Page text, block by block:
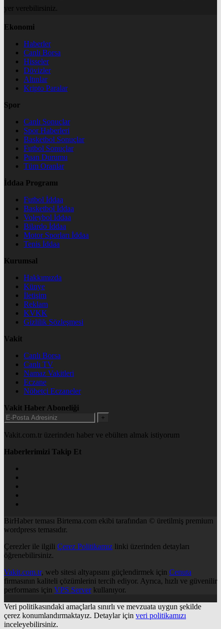
yer verebilirsiniz.
Ekonomi
Haberler
Canlı Borsa
Hisseler
Dövizler
Altınlar
Kripto Paralar
Spor
Canlı Sonuçlar
Spor Haberleri
Basketbol Sonuçlar
Futbol Sonuçlar
Puan Durumu
Tüm Oranlar
İddaa Programı
Futbol İddaa
Basketbol İddaa
Voleybol İddaa
Bilardo İddaa
Motor Sporları İddaa
Tenis İddaa
Kurumsal
Hakkımızda
Künye
İletişim
Reklam
KVKK
Gizlilik Sözleşmesi
Vakit
Canlı Borsa
Canlı TV
Namaz Vakitleri
Eczane
Nöbetçi Eczaneler
Vakit Haber Aboneliği
+
Vakit.com.tr üzerinden haber ve ebülten almak istiyorum
Haberlerimizi Takip Et
BirHaber teması Birtema.com ekibi tarafından © üretilmiş premium
wordpress temasıdır.
Çerezler ile ilgili Çerez Politikamız linki üzerinden detayları
öğrenebilirsiniz.
Vakit.com.tr, web sitesi altyapısını güçlendirmek için Cenuta
firmasının kaliteli çözümlerini tercih ediyor. Ayrıca, hızlı ve güvenilir
performans için VPS Serverkullanıyor.
Veri politikasındaki amaçlarla sınırlı ve mevzuata uygun şekilde
çerez konumlandırmaktayız. Detaylar için veri politikamızı
inceleyebilirsiniz.